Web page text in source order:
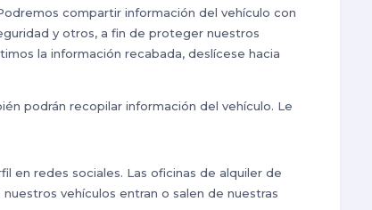
compartir información del vehículo con
y otros, a fin de proteger nuestros
la información recabada, deslícese hacia
podrán recopilar información del vehículo. Le
en redes sociales. Las oficinas de alquiler de
vehículos entran o salen de nuestras